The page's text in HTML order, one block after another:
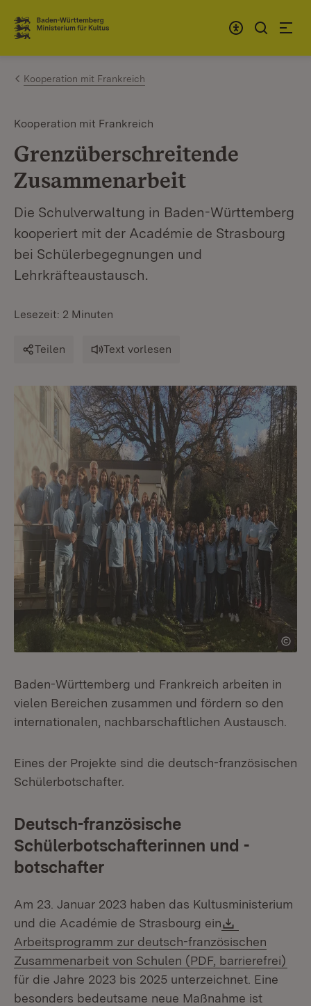
Zum Inhalt springen
Link zur Startseite
Kooperation mit Frankreich
Kooperation mit Frankreich
Grenzüberschreitende
Zusammenarbeit
Die Schulverwaltung in Baden-Württemberg
kooperiert mit der Académie de Strasbourg
bei Schülerbegegnungen und
Lehrkräfteaustausch.
Lesezeit: 2 Minuten
Teilen Text vorlesen
Baden-Württemberg und Frankreich arbeiten in
vielen Bereichen zusammen und fördern so den
internationalen, nachbarschaftlichen Austausch.
Eines der Projekte sind die deutsch-französischen
Schülerbotschafter.
Deutsch-französische
Schülerbotschafterinnen und -
botschafter
Am 23. Januar 2023 haben das Kultusministerium
und die Académie de Strasbourg ein
Arbeitsprogramm zur deutsch-französischen
Zusammenarbeit von Schulen (PDF, barrierefrei)
für die Jahre 2023 bis 2025 unterzeichnet. Eine
besonders bedeutsame neue Maßnahme ist